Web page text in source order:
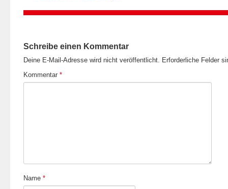
Schreibe einen Kommentar
Deine E-Mail-Adresse wird nicht veröffentlicht. Erforderliche Felder
Kommentar *
Name *